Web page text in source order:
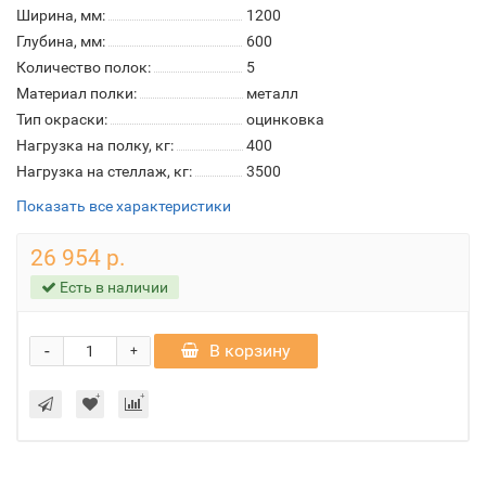
Ширина, мм:
1200
Глубина, мм:
600
Количество полок:
5
Материал полки:
металл
Тип окраски:
оцинковка
Нагрузка на полку, кг:
400
Нагрузка на стеллаж, кг:
3500
Показать все характеристики
26 954 р.
Есть в наличии
+
- В корзину